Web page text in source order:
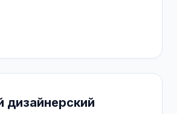
дизайнерский